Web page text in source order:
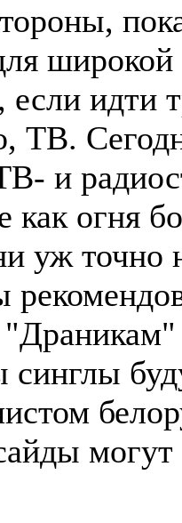
если идти
ТВ.
и
огня
уж точно
синглы